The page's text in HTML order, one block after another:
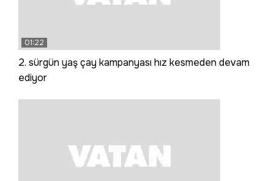
01:22
2. sürgün yaş çay kampanyası hız kesmeden devam
ediyor